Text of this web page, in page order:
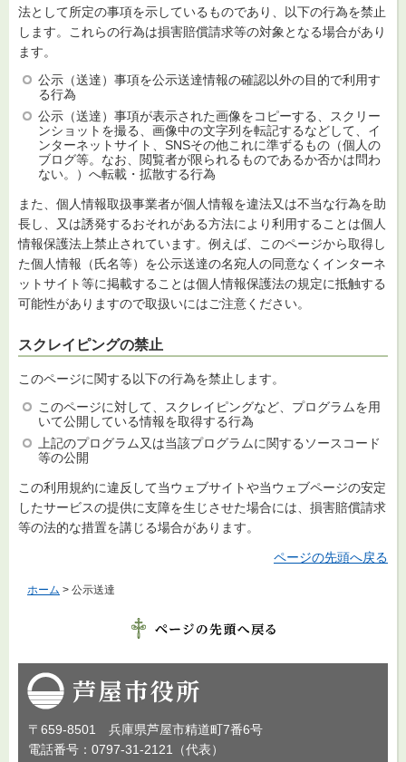
法として所定の事項を示しているものであり、以下の行為を禁止
します。これらの行為は損害賠償請求等の対象となる場合があり
ます。
公示（送達）事項を公示送達情報の確認以外の目的で利用す
る行為
公示（送達）事項が表示された画像をコピーする、スクリー
ンショットを撮る、画像中の文字列を転記するなどして、イ
ンターネットサイト、SNSその他これに準ずるもの（個人の
ブログ等。なお、閲覧者が限られるものであるか否かは問わ
ない。）へ転載・拡散する行為
また、個人情報取扱事業者が個人情報を違法又は不当な行為を助
長し、又は誘発するおそれがある方法により利用することは個人
情報保護法上禁止されています。例えば、このページから取得し
た個人情報（氏名等）を公示送達の名宛人の同意なくインターネ
ットサイト等に掲載することは個人情報保護法の規定に抵触する
可能性がありますので取扱いにはご注意ください。
スクレイピングの禁止
このページに関する以下の行為を禁止します。
このページに対して、スクレイピングなど、プログラムを用
いて公開している情報を取得する行為
上記のプログラム又は当該プログラムに関するソースコード
等の公開
この利用規約に違反して当ウェブサイトや当ウェブページの安定
したサービスの提供に支障を生じさせた場合には、損害賠償請求
等の法的な措置を講じる場合があります。
ページの先頭へ戻る
ホーム > 公示送達
芦屋市役所
〒659-8501 兵庫県芦屋市精道町7番6号
電話番号：0797-31-2121（代表）